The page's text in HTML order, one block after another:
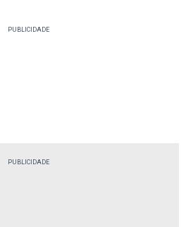
PUBLICIDADE
PUBLICIDADE